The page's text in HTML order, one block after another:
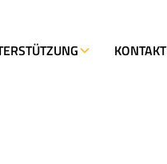
KONTAKT